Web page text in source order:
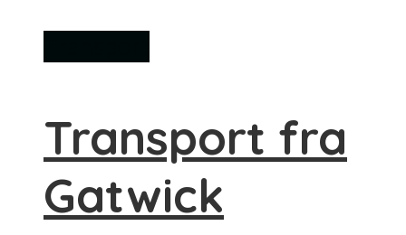
Transport fra
Gatwick